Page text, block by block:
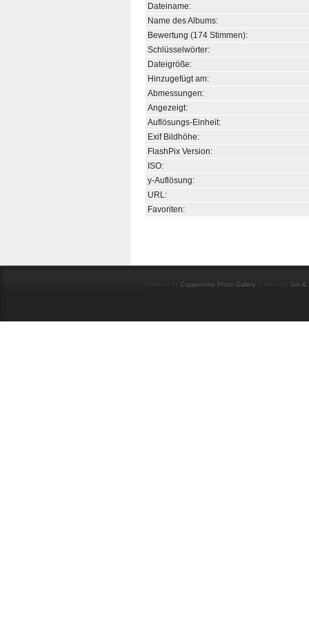
Dateiname:
Name des Albums:
Bewertung (174 Stimmen):
Schlüsselwörter:
Dateigröße:
Hinzugefügt am:
Abmessungen:
Angezeigt:
Auflösungs-Einheit:
Exif Bildhöhe:
FlashPix Version:
ISO:
y-Auflösung:
URL:
Favoriten:
Powered by Coppermine Photo Gallery. Theme by Gin &